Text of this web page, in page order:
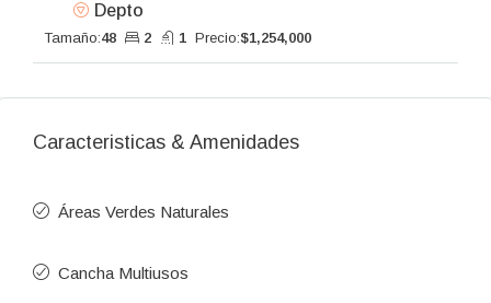
Depto
Tamaño:48 2 1 Precio:$1,254,000
Caracteristicas & Amenidades
Áreas Verdes Naturales
Cancha Multiusos